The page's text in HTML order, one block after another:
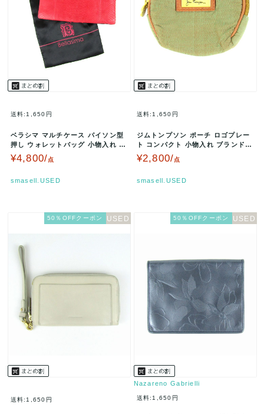
送料:1,650円
ベラシマ マルチケース パイソン型
押し ウォレットバッグ 小物入れ ブ
ランド レディース レッド B…
¥4,800/点
smasell.USED
送料:1,650円
ジムトンプソン ポーチ ロゴプレー
ト コンパクト 小物入れ ブランド
レディース グリーン JIM …
¥2,800/点
smasell.USED
50％OFFクーポン
送料:1,650円
50％OFFクーポン
Nazareno Gabrielli
送料:1,650円